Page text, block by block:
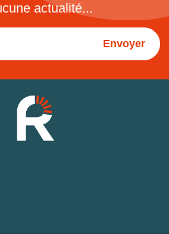
actualité...
Envoyer